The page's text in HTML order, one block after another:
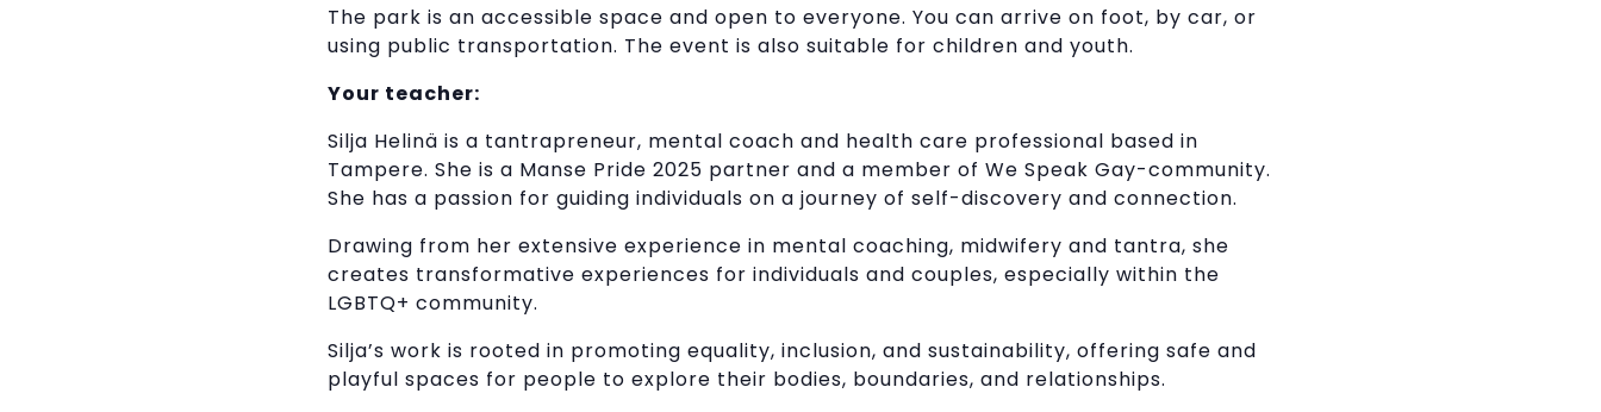
The park is an accessible space and open to everyone. You can arrive on foot, by car, or
using public transportation. The event is also suitable for children and youth.
Your teacher:
Silja Helinä is a tantrapreneur, mental coach and health care professional based in
Tampere. She is a Manse Pride 2025 partner and a member of We Speak Gay-community.
She has a passion for guiding individuals on a journey of self-discovery and connection.
Drawing from her extensive experience in mental coaching, midwifery and tantra, she
creates transformative experiences for individuals and couples, especially within the
LGBTQ+ community.
Silja’s work is rooted in promoting equality, inclusion, and sustainability, offering safe and
playful spaces for people to explore their bodies, boundaries, and relationships.